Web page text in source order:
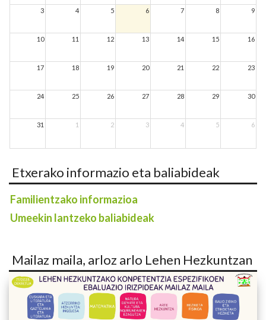
3 4 5 6 7 8 9
10 11 12 13 14 15 16
17 18 19 20 21 22 23
24 25 26 27 28 29 30
31 1 2 3 4 5 6
Etxerako informazio eta baliabideak
Familientzako informazioa
Umeekin lantzeko baliabideak
Mailaz maila, arloz arlo Lehen Hezkuntzan